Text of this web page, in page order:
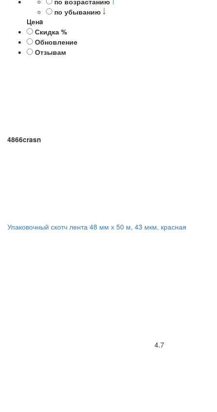
по убыванию
Ценa
Скидка %
Обновление
Отзывам
4866crasn
Упаковочный скотч лента 48 мм х 50 м, 43 мкм, красная
4.7